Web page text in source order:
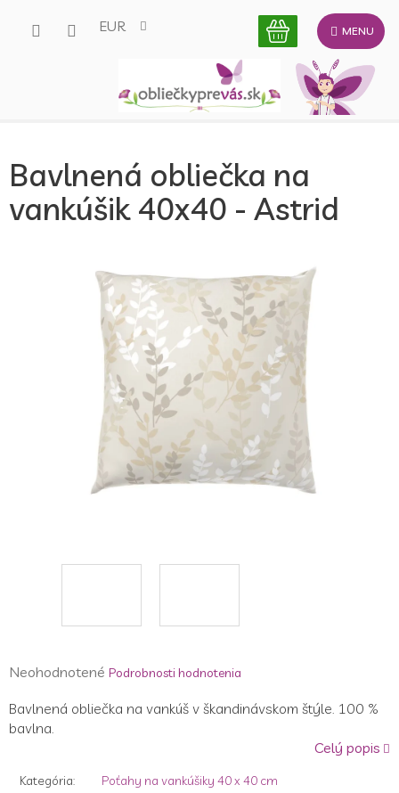
EUR
Bavlnená obliečka na
vankúšik 40x40 - Astrid
Priemerné
produktu
je
Neohodnotené Podrobnosti hodnotenia
Bavlnená obliečka na vankúš v škandinávskom štýle. 100 %
bavlna.
Celý popis
Kategória:
Poťahy na vankúšiky 40 x 40 cm